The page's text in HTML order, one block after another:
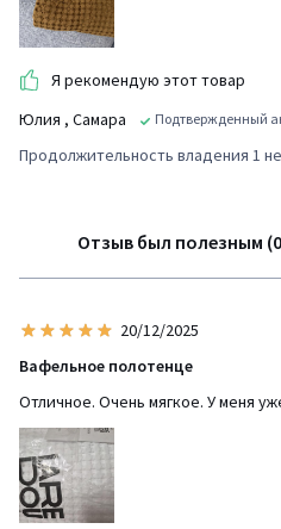
Я рекомендую этот товар
Юлия , Самара Подтвержденный
Продолжительность владения 1
Отзыв был полезным
20/12/2025
Вафельное полотенце
Отличное. Очень мягкое. У меня